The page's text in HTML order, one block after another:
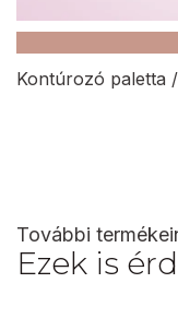
Kontúrozó paletta
További
Ezek is